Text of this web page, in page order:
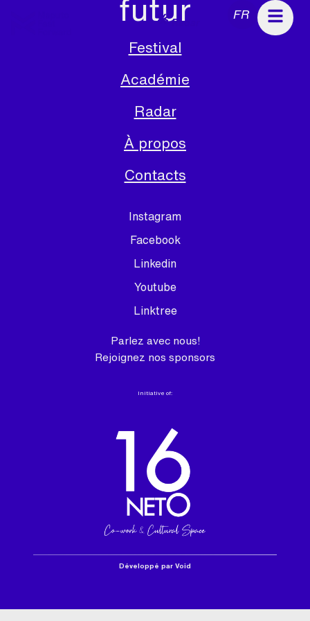
Radar
FR
futur
Festival
Académie
Radar
À propos
Contacts
Instagram
Facebook
Linkedin
Youtube
Linktree
Parlez avec nous!
Rejoignez nos sponsors
Initiative of:
Développé par Void